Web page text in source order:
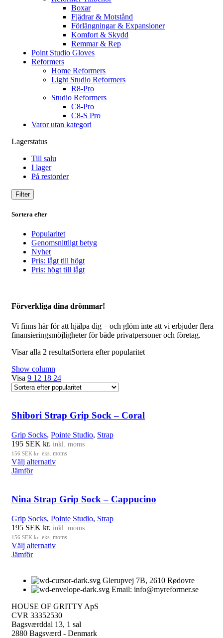
Boxar
Fjädrar & Motstånd
Förlängningar & Expansioner
Komfort & Skydd
Remmar & Rep
Point Studio Gloves
Reformers
Home Reformers
Light Studio Reformers
R8-Pro
Studio Reformers
C8-Pro
C8-S Pro
Varor utan kategori
Lagerstatus
Till salu
I lager
På restorder
Filter
Sortera efter
Popularitet
Genomsnittligt betyg
Nyhet
Pris: lågt till högt
Pris: högt till lågt
Förverkliga dina drömmar!
Vi finns här för att hjälpa dig – och glöm inte att vi erbjuder flera
finansieringsmöjligheter för både privatpersoner och företag.
Visar alla 2 resultatSortera efter popularitet
Show column
Visa 9 12 18 24
Shibori Strap Grip Sock – Coral
Grip Socks, Pointe Studio, Strap
195 SEK kr. inkl. moms
156 SEK kr. eks. moms
Välj alternativ
Jämför
Nina Strap Grip Sock – Cappucino
Grip Socks, Pointe Studio, Strap
195 SEK kr. inkl. moms
156 SEK kr. eks. moms
Välj alternativ
Jämför
Glerupvej 7B, 2610 Rødovre
Email: info@myreformer.se
HOUSE OF GRITTY ApS
CVR 33352530
Bagsværddal 13, 1 sal
2880 Bagsværd - Denmark